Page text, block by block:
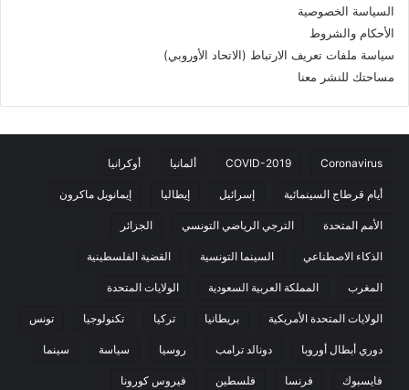
السياسة الخصوصية
الأحكام والشروط
سياسة ملفات تعريف الارتباط (الاتحاد الأوروبي)
مساحتك للنشر معنا
Coronavirus
COVID-2019 ألمانيا أوكرانيا
أيام قرطاج السينمائية إسرائيل إيطاليا إيمانويل ماكرون
الأمم المتحدة الترجي الرياضي التونسي الجزائر
الذكاء الاصطناعي السينما التونسية القضية الفلسطينية
المغرب المملكة العربية السعودية الولايات المتحدة
الولايات المتحدة الأمريكية بريطانيا تركيا تكنولوجيا تونس
دوري أبطال أوروبا دونالد ترامب روسيا سياسة سينما
فايسبوك فرنسا فلسطين فيروس كورونا